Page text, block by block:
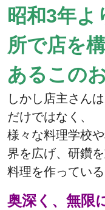
昭和3年
所で店を
あるこのお
しかし店主さん
だけではなく、
様々な料理学校
界を広げ、研鑽を
料理を作っている
奥深く、無限